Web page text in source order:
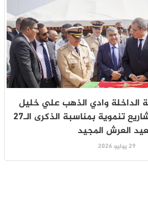
الداخلة وادي الذهب علي خليل
يعطي انطلاقة مشاريع تنموية بمناسبة الذكرى الـ27
العرش المجيد
29 يوليو 2026